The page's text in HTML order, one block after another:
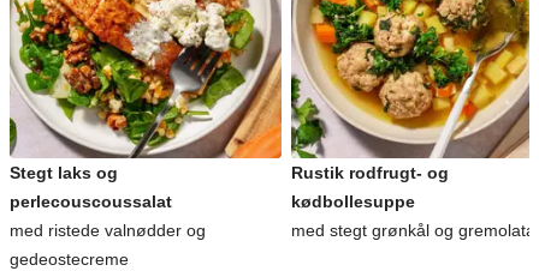
Stegt laks og
perlecouscoussalat
med ristede valnødder og
gedeostecreme
Rustik rodfrugt- og
kødbollesuppe
med stegt grønkål og gremolata